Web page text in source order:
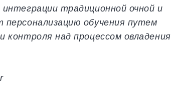
традиционной очной и
персонализацию обучения путем
контроля над процессом овладения